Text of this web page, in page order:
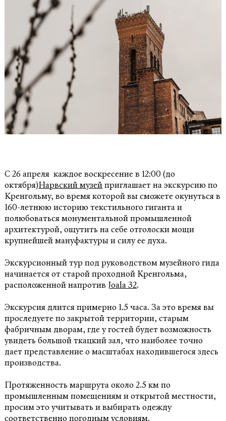
С 26 апреля каждое воскресение в 12:00 (до
октября)Нарвский музей приглашает на экскурсию по
Кренгольму, во время которой вы сможете окунуться в
160-летнюю историю текстильного гиганта и
полюбоваться монументальной промышленной
архитектурой, ощутить на себе отголоски мощи
крупнейшей мануфактуры и силу ее духа.
Экскурсионный тур под руководством музейного гида
начинается от старой проходной Кренгольма,
расположенной напротив Joala 32.
Экскурсия длится примерно 1.5 часа. За это время вы
проследуете по закрытой территории, старым
фабричным дворам, где у гостей будет возможность
увидеть большой ткацкий зал, что наиболее точно
дает представление о масштабах находившегося здесь
производства.
Протяженность маршрута около 2.5 км по
промышленным помещениям и открытой местности,
просим это учитывать и выбирать одежду
соответственно погодным условиям.